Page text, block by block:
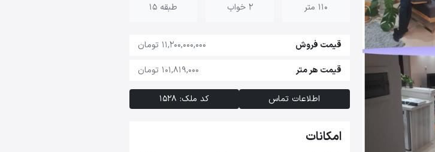
110 متر
2 خواب
طبقه 15
قیمت فروش
11,200,000,000 تومان
قیمت هر متر
101,819,000 تومان
اطلاعات تماس کد ملک: 1528
امکانات